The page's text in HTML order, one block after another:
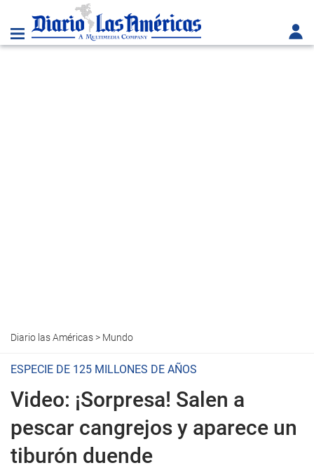
Diario las Américas> Mundo
ESPECIE DE 125 MILLONES DE AÑOS
Video: ¡Sorpresa! Salen a
pescar cangrejos y aparece un
tiburón duende